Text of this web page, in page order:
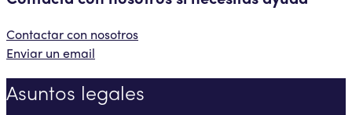
Contactar con nosotros
Enviar un email
Asuntos legales